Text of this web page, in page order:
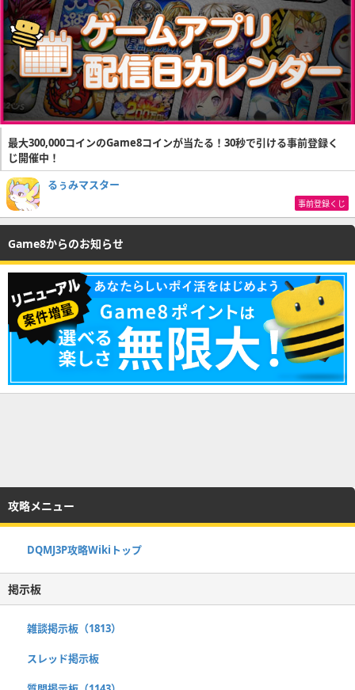
最大300,000コインのGame8コインが当たる！30秒で引ける事前登録く
じ開催中！
るぅみマスター
事前登録くじ
Game8からのお知らせ
攻略メニュー
DQMJ3P攻略Wikiトップ
掲示板
雑談掲示板（1813）
スレッド掲示板